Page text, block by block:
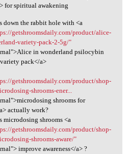
for spiritual awakening
down the rabbit hole with <a
getshroomsdaily.com/product/alice-
variety-pack-2-5g/"
in wonderland psilocybin
pack</a>
getshroomsdaily.com/product/shop-
shrooms-ener...
shrooms for
actually work?
microdosing shrooms <a
getshroomsdaily.com/product/shop-
shrooms-aware/"
improve awareness</a> ?